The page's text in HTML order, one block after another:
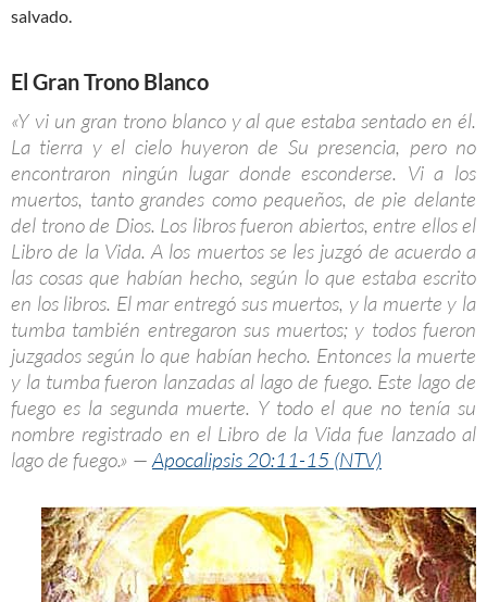
salvado.
El Gran Trono Blanco
«Y vi un gran trono blanco y al que estaba sentado en él.
La tierra y el cielo huyeron de Su presencia, pero no
encontraron ningún lugar donde esconderse. Vi a los
muertos, tanto grandes como pequeños, de pie delante
del trono de Dios. Los libros fueron abiertos, entre ellos el
Libro de la Vida. A los muertos se les juzgó de acuerdo a
las cosas que habían hecho, según lo que estaba escrito
en los libros. El mar entregó sus muertos, y la muerte y la
tumba también entregaron sus muertos; y todos fueron
juzgados según lo que habían hecho. Entonces la muerte
y la tumba fueron lanzadas al lago de fuego. Este lago de
fuego es la segunda muerte. Y todo el que no tenía su
nombre registrado en el Libro de la Vida fue lanzado al
lago de fuego.» —Apocalipsis 20:11-15 (NTV)